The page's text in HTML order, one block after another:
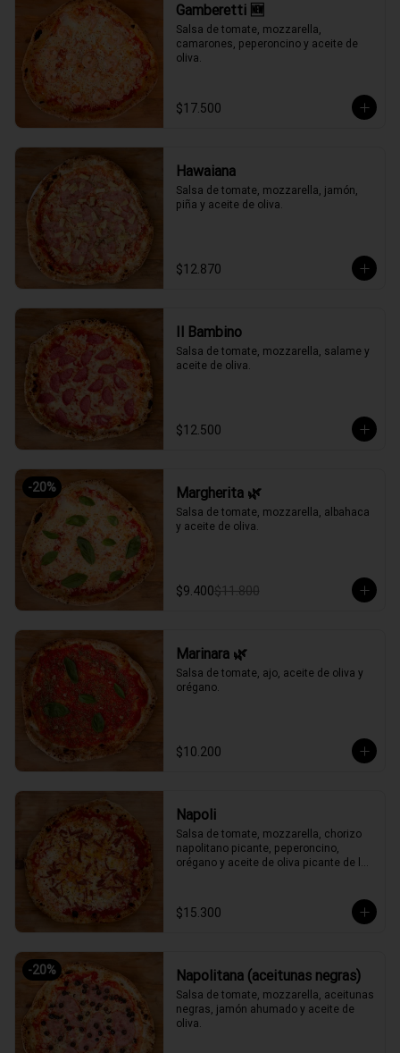
Gamberetti 🆕
Salsa de tomate, mozzarella,
camarones, peperoncino y aceite de
oliva.
$17.500
Hawaiana
Salsa de tomate, mozzarella, jamón,
piña y aceite de oliva.
$12.870
Il Bambino
Salsa de tomate, mozzarella, salame y
aceite de oliva.
$12.500
-20% Margherita 🌿
Salsa de tomate, mozzarella, albahaca
y aceite de oliva.
$9.400$11.800
Marinara 🌿
Salsa de tomate, ajo, aceite de oliva y
orégano.
$10.200
Napoli
Salsa de tomate, mozzarella, chorizo
napolitano picante, peperoncino,
orégano y aceite de oliva picante de la
$15.300
-20% Napolitana (aceitunas negras)
Salsa de tomate, mozzarella, aceitunas
negras, jamón ahumado y aceite de
oliva.